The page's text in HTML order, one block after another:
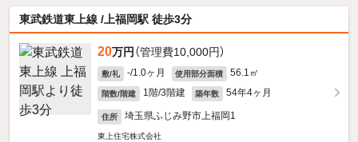
東武鉄道東上線 /上福岡駅 徒歩3分
20万円 （管理費10,000円）
敷/礼 -/1.0ヶ月 使用部分面積 56.1㎡
階数/階建 1階/3階建 築年数 54年4ヶ月
住所 埼玉県ふじみ野市上福岡1
東上住宅株式会社